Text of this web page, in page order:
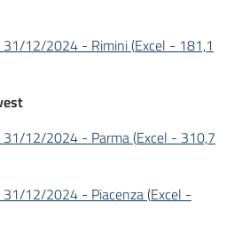
31/12/2024 - Rimini(Excel - 181,1
31/12/2024 - Parma(Excel - 310,7
12/2024 - Piacenza(Excel -